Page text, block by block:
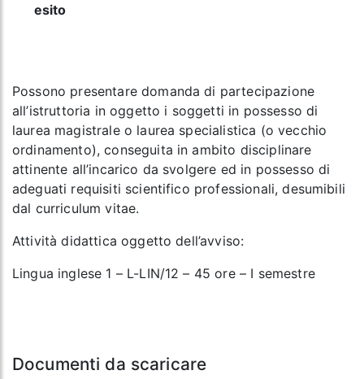
esito
Possono presentare domanda di partecipazione
all’istruttoria in oggetto i soggetti in possesso di
laurea magistrale o laurea specialistica (o vecchio
ordinamento), conseguita in ambito disciplinare
attinente all’incarico da svolgere ed in possesso di
adeguati requisiti scientifico professionali, desumibili
dal curriculum vitae.
Attività didattica oggetto dell’avviso:
Lingua inglese 1 – L-LIN/12 – 45 ore – I semestre
Documenti da scaricare